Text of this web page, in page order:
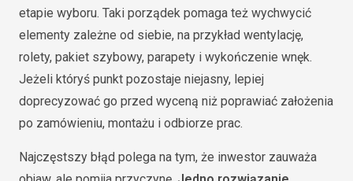
etapie wyboru. Taki porządek pomaga też wychwycić
elementy zależne od siebie, na przykład wentylację,
rolety, pakiet szybowy, parapety i wykończenie wnęk.
Jeżeli któryś punkt pozostaje niejasny, lepiej
doprecyzować go przed wyceną niż poprawiać założenia
po zamówieniu, montażu i odbiorze prac.
Najczęstszy błąd polega na tym, że inwestor zauważa